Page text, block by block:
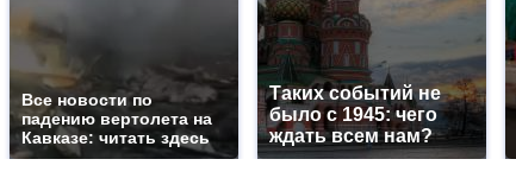
Все новости по
падению вертолета на
Кавказе: читать здесь
Таких событий не
было с 1945: чего
ждать всем нам?